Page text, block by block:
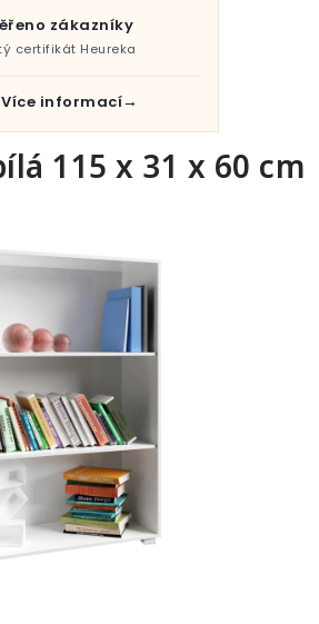
115 x 31 x 60 cm
zákazníky
certifikát Heureka
Více informací